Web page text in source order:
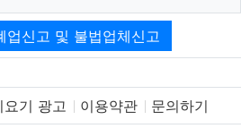
업신고 및 불법업체신고
요기 광고 이용약관 문의하기